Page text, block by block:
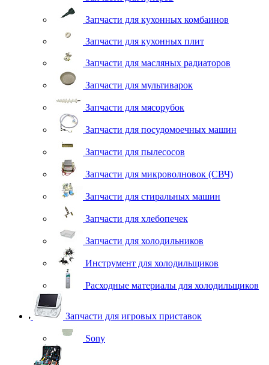
Запчасти для кухонных комбаинов
Запчасти для кухонных плит
Запчасти для масляных радиаторов
Запчасти для мультиварок
Запчасти для мясорубок
Запчасти для посудомоечных машин
Запчасти для пылесосов
Запчасти для микроволновок (СВЧ)
Запчасти для стиральных машин
Запчасти для хлебопечек
Запчасти для холодильников
Инструмент для холодильщиков
Расходные материалы для холодильщиков
Запчасти для игровых приставок
Sony